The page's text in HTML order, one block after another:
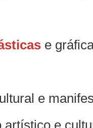
e
e
artístico e